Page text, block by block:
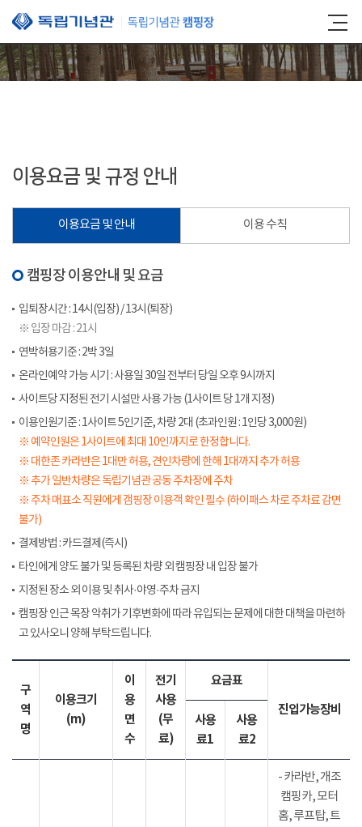
본문 바로가기
이용요금 및 규정 안내
이용요금 및 안내 이용 수칙
캠핑장 이용안내 및 요금
입퇴장시간 : 14시(입장) / 13시(퇴장)
※ 입장 마감 : 21시
연박허용기준 : 2박 3일
온라인예약 가능 시기 : 사용일 30일 전부터 당일 오후 9시까지
사이트당 지정된 전기 시설만 사용 가능 (1사이트 당 1개 지정)
이용인원기준 : 1사이트 5인기준, 차량 2대 (초과인원 : 1인당 3,000원)
※ 예약인원은 1사이트에 최대 10인까지로 한정합니다.
※ 대한존 카라반은 1대만 허용, 견인차량에 한해 1대까지 추가 허용
※ 추가 일반차량은 독립기념관 공동 주차장에 주차
※ 주차 매표소 직원에게 갬핑장 이용객 확인 필수 (하이패스 차로 주차료 감면
불가)
결제방법 : 카드결제(즉시)
타인에게 양도 불가 및 등록된 차량 외 캠핑장 내 입장 불가
지정된 장소 외 이용 및 취사·야영·주차 금지
캠핑장 인근 목장 악취가 기후변화에 따라 유입되는 문제에 대한 대책을 마련하
고 있사오니 양해 부탁드립니다.
구
역
명
이용크기
(m)
이
용
면
수
전기
사용
(무
료)
요금표
진입가능장비
사용
료1
사용
료2
- 카라반, 개조
캠핑카, 모터
홈, 루프탑, 트